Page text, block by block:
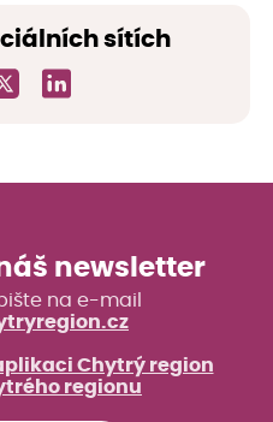
sítích
newsletter
na e-mail
Chytrý region
regionu